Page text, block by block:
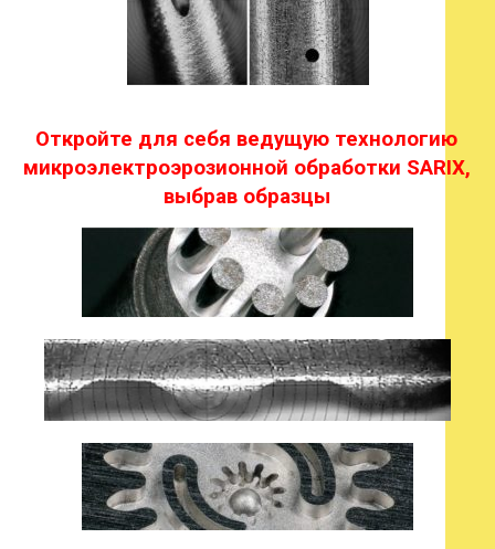
Откройте для себя ведущую технологию
микроэлектроэрозионной обработки SARIX,
выбрав образцы